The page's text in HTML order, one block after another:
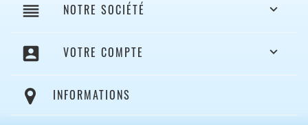
reorder NOTRE SOCIÉTÉ 
account_box VOTRE COMPTE 
INFORMATIONS